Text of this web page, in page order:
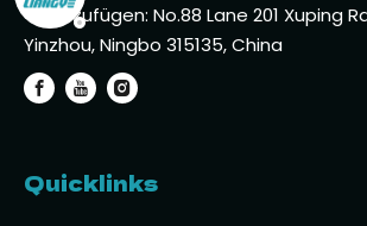
 Hinzufügen: No.88 Lane 201 Xuping
Yinzhou, Ningbo 315135, China
Quicklinks